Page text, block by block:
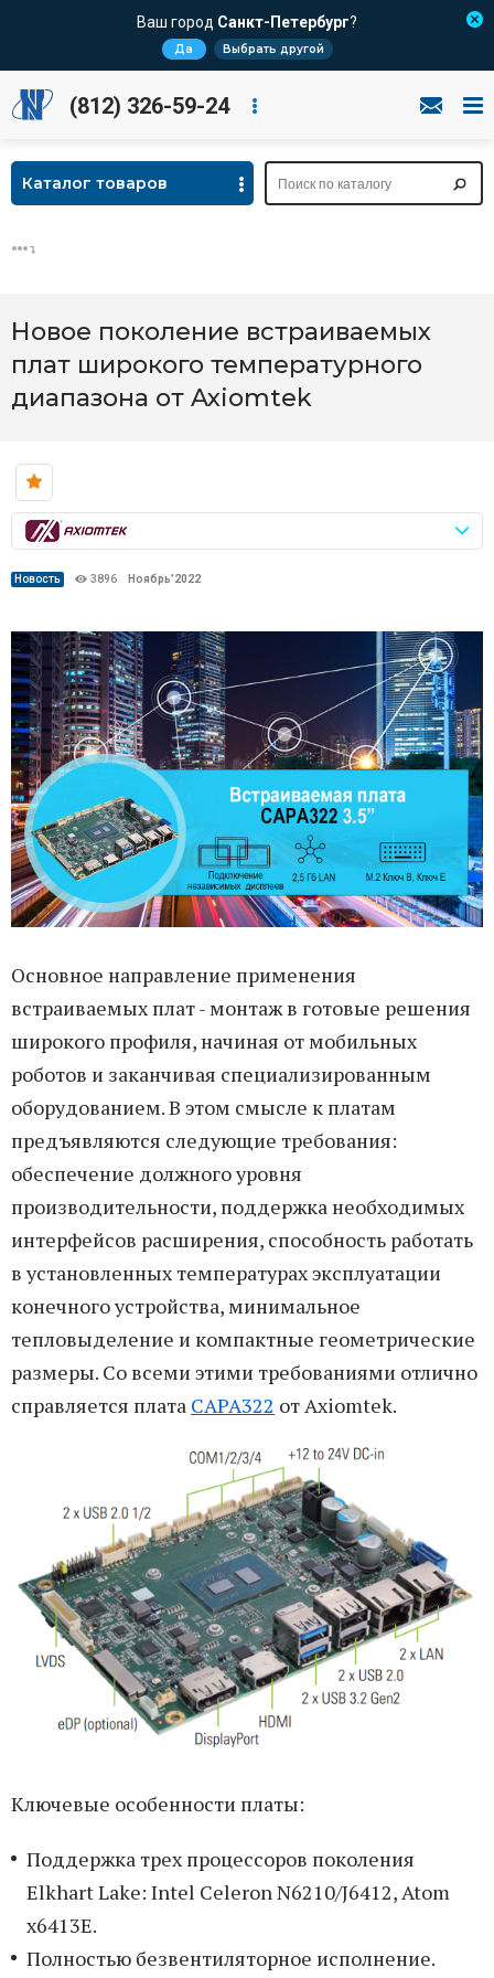
Ваш город Санкт-Петербург?
Да Выбрать другой
(812) 326-59-24
Каталог товаров
Новое поколение встраиваемых
плат широкого температурного
диапазона от Axiomtek
Новость 3896 Ноябрь’2022
Основное направление применения
встраиваемых плат - монтаж в готовые решения
широкого профиля, начиная от мобильных
роботов и заканчивая специализированным
оборудованием. В этом смысле к платам
предъявляются следующие требования:
обеспечение должного уровня
производительности, поддержка необходимых
интерфейсов расширения, способность работать
в установленных температурах эксплуатации
конечного устройства, минимальное
тепловыделение и компактные геометрические
размеры. Со всеми этими требованиями отлично
справляется плата CAPA322 от Axiomtek.
Ключевые особенности платы:
Поддержка трех процессоров поколения
Elkhart Lake: Intel Celeron N6210/J6412, Atom
x6413E.
Полностью безвентиляторное исполнение.